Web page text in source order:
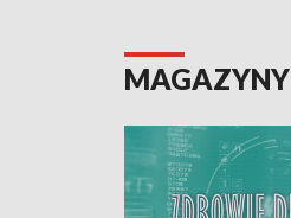
MAGAZYNY